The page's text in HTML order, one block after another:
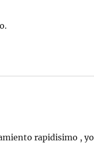
rapidisimo , yo